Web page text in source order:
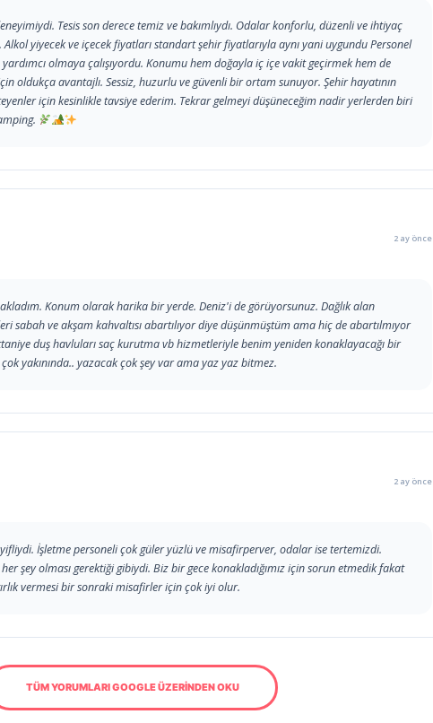
Tesis son derece temiz ve bakımlıydı. Odalar konforlu, düzenli ve ihtiyaç
yiyecek ve içecek fiyatları standart şehir fiyatlarıyla aynı yani uygundu Personel
olmaya çalışıyordu. Konumu hem doğayla iç içe vakit geçirmek hem de
oldukça avantajlı. Sessiz, huzurlu ve güvenli bir ortam sunuyor. Şehir hayatının
için kesinlikle tavsiye ederim. Tekrar gelmeyi düşüneceğim nadir yerlerden biri
2 ay önce
Konum olarak harika bir yerde. Deniz'i de görüyorsunuz. Dağlık alan
sabah ve akşam kahvaltısı abartılıyor diye düşünmüştüm ama hiç de abartılmıyor
duş havluları saç kurutma vb hizmetleriyle benim yeniden konaklayacağı bir
yakınında.. yazacak çok şey var ama yaz yaz bitmez.
2 ay önce
İşletme personeli çok güler yüzlü ve misafirperver, odalar ise tertemizdi.
her şey olması gerektiği gibiydi. Biz bir gece konakladığımız için sorun etmedik fakat
vermesi bir sonraki misafirler için çok iyi olur.
TÜM YORUMLARI GOOGLE ÜZERİNDEN OKU